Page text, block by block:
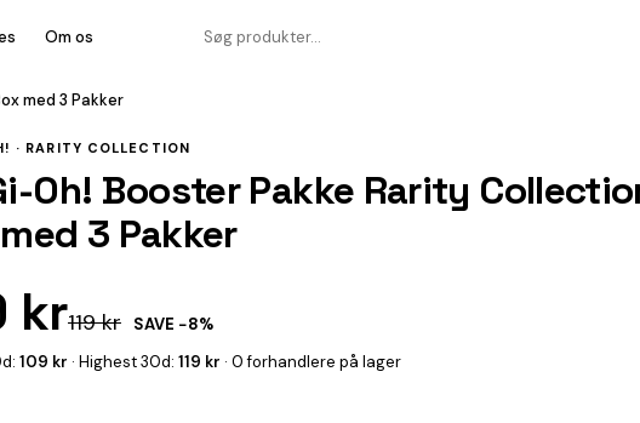
Om os
med 3 Pakker
· RARITY COLLECTION
Oh! Booster Pakke Rarity
3 Pakker
kr119 kr
SAVE −8%
109 kr · Highest 30d: 119 kr · 0 forhandlere på lager